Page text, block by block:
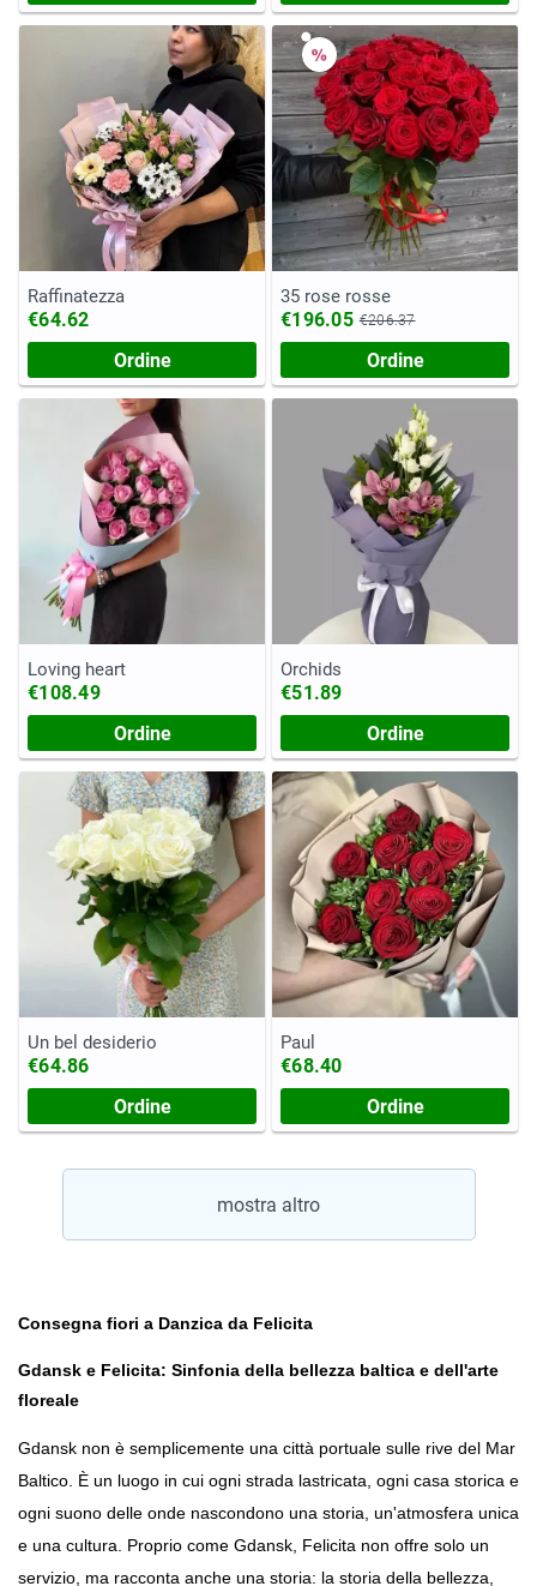
Raffinatezza
€64.62
Ordine
35 rose rosse
€196.05 €206.37
Ordine
Loving heart
€108.49
Ordine
Orchids
€51.89
Ordine
Un bel desiderio
€64.86
Ordine
Paul
€68.40
Ordine
mostra altro
Consegna fiori a Danzica da Felicita
Gdansk e Felicita: Sinfonia della bellezza baltica e dell'arte
floreale
Gdansk non è semplicemente una città portuale sulle rive del Mar
Baltico. È un luogo in cui ogni strada lastricata, ogni casa storica e
ogni suono delle onde nascondono una storia, un'atmosfera unica
e una cultura. Proprio come Gdansk, Felicita non offre solo un
servizio, ma racconta anche una storia: la storia della bellezza,